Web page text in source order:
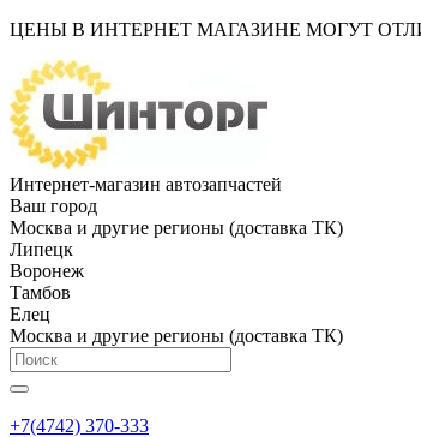
ЦЕНЫ В ИНТЕРНЕТ МАГАЗИНЕ МОГУТ
Интернет-магазин автозапчастей
Ваш город
Москва и другие регионы (доставка ТК)
Липецк
Воронеж
Тамбов
Елец
Москва и другие регионы (доставка ТК)
+7(4742) 370-333